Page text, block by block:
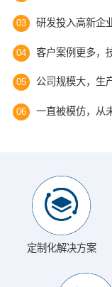
03 研发投入高新企
04 客户案例更多，
05 公司规模大，生
06 一直被模仿，从
定制化解决方案